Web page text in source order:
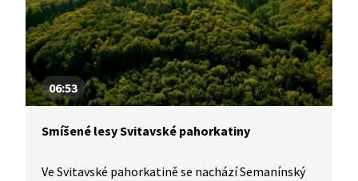
06:53
Smíšené lesy Svitavské pahorkatiny
Ve Svitavské pahorkatině se nachází Semanínský